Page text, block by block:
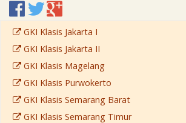
GKI Klasis Jakarta I
GKI Klasis Jakarta II
GKI Klasis Magelang
GKI Klasis Purwokerto
GKI Klasis Semarang Barat
GKI Klasis Semarang Timur